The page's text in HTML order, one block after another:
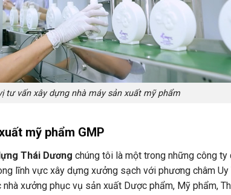
tư vấn xây dựng nhà máy sản xuất mỹ phẩm
mỹ phẩm GMP
Thái Dương chúng tôi là một trong những công
lĩnh vực xây dựng xưởng sạch với phương châm
xưởng phục vụ sản xuất Dược phẩm, Mỹ phẩm,